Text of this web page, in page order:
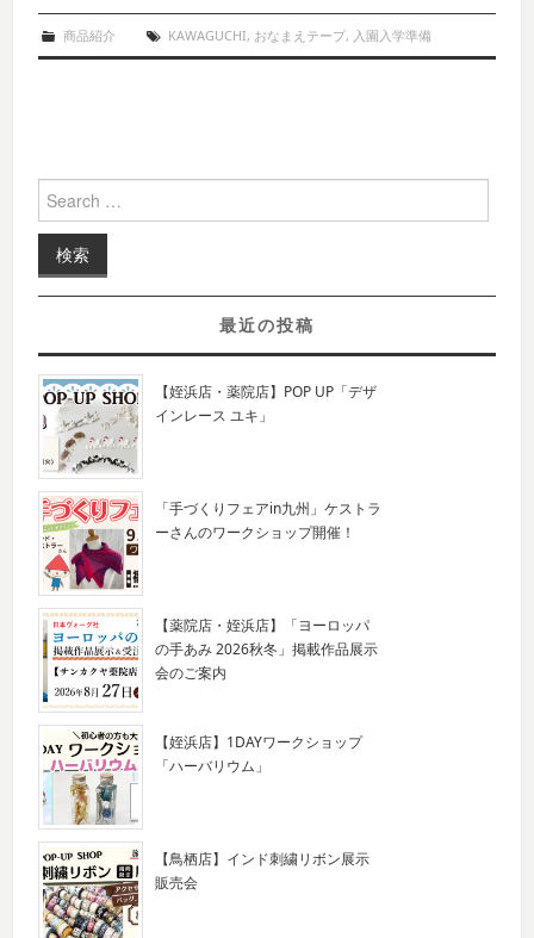
商品紹介 KAWAGUCHI, おなまえテープ, 入園入学準備
Search for:
最近の投稿
【姪浜店・薬院店】POP UP「デザ
インレース ユキ」
「手づくりフェアin九州」ケストラ
ーさんのワークショップ開催！
【薬院店・姪浜店】「ヨーロッパ
の手あみ 2026秋冬」掲載作品展示
会のご案内
【姪浜店】1DAYワークショップ
「ハーバリウム」
【鳥栖店】インド刺繍リボン展示
販売会